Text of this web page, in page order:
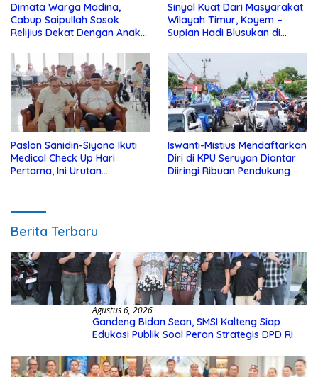
Dimata Warga Madina,
Cabup Saipullah Sosok
Relijius Dekat Dengan Anak
Sinyal Kuat Dari Masyarakat
Wilayah Timur, Koyem –
Supian Hadi Blusukan di
Paslon Sanidin-Siyono Ikuti
Medical Check Up Hari
Pertama, Ini Urutan
Iswanti-Mistius Mendaftarkan
Diri di KPU Seruyan Diantar
Diiringi Ribuan Pendukung
Berita Terbaru
Agustus 6, 2026
Gandeng Bidan Sean, SMSI Kalteng Siap
Edukasi Publik Soal Peran Strategis DPD RI